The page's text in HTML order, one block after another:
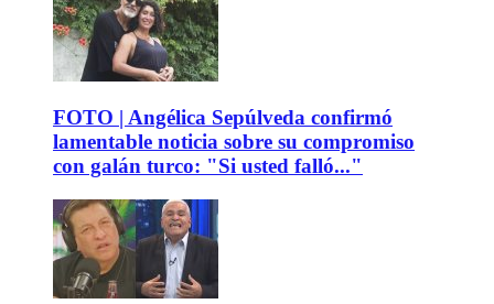
FOTO | Angélica Sepúlveda confirmó
lamentable noticia sobre su compromiso
con galán turco: "Si usted falló..."